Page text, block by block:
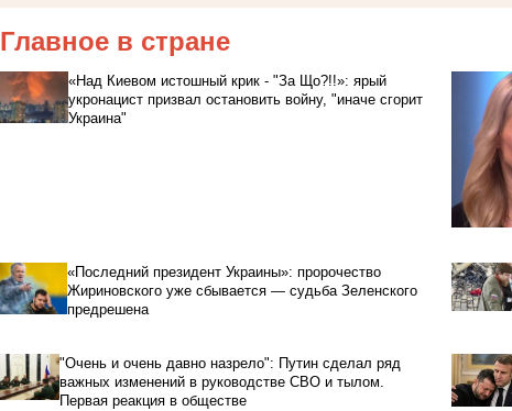
Главное в стране
«Над Киевом истошный крик - "За Що?!!»: ярый
укронацист призвал остановить войну, "иначе сгорит
Украина"
«Последний президент Украины»: пророчество
Жириновского уже сбывается — судьба Зеленского
предрешена
"Очень и очень давно назрело": Путин сделал ряд
важных изменений в руководстве СВО и тылом.
Первая реакция в обществе